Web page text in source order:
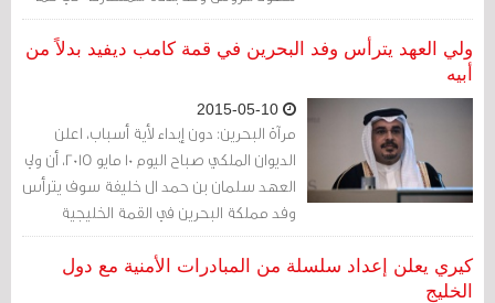
كامب ديفيد المقررة منتصف الشهر الجاري
بين الرئيس الأمريكي وقادة دول مجلس
ولي العهد يترأس وفد البحرين في قمة كامب ديفيد بدلاً من
أبيه
مرآة البحرين: دون إبداء لأية أسباب، اعلن
الديوان الملكي صباح اليوم 10 مايو 2015، أن ولي
العهد سلمان بن حمد ال خليفة سوف يترأس
وفد مملكة البحرين في القمة الخليجية
الامريكية التي ستعقد في كامب ديفيد.
كيري يعلن إعداد سلسلة من المبادرات الأمنية مع دول
الخليج